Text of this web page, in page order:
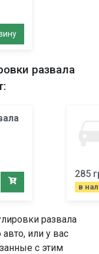
развала
285
в
развала
или у вас
с этим